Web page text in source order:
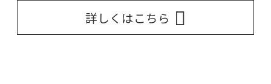
詳しくはこちら